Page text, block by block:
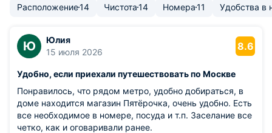
Расположение14 Чистота14 Номера11 Удобства в
Ю
Юлия
15 июля 2026
8.6
Удобно, если приехали путешествовать по Москве
Понравилось, что рядом метро, удобно добираться, в
доме находится магазин Пятёрочка, очень удобно. Есть
все необходимое в номере, посуда и т.п. Заселание все
четко, как и оговаривали ранее.